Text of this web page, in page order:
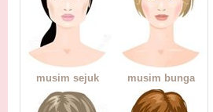
musim sejuk musim bunga